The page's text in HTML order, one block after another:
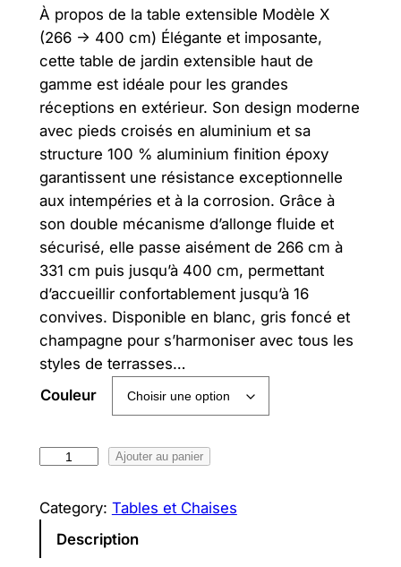
À propos de la table extensible Modèle X
(266 → 400 cm) Élégante et imposante,
cette table de jardin extensible haut de
gamme est idéale pour les grandes
réceptions en extérieur. Son design moderne
avec pieds croisés en aluminium et sa
structure 100 % aluminium finition époxy
garantissent une résistance exceptionnelle
aux intempéries et à la corrosion. Grâce à
son double mécanisme d’allonge fluide et
sécurisé, elle passe aisément de 266 cm à
331 cm puis jusqu’à 400 cm, permettant
d’accueillir confortablement jusqu’à 16
convives. Disponible en blanc, gris foncé et
champagne pour s’harmoniser avec tous les
styles de terrasses…
Couleur
a
Ajouter au panier
Category: Tables et Chaises
Description